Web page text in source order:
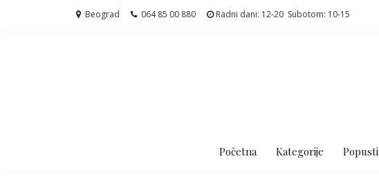
Beograd 064 85 00 880 Radni dani: 12-20 Subotom: 10-15
Početna Kategorije Popusti